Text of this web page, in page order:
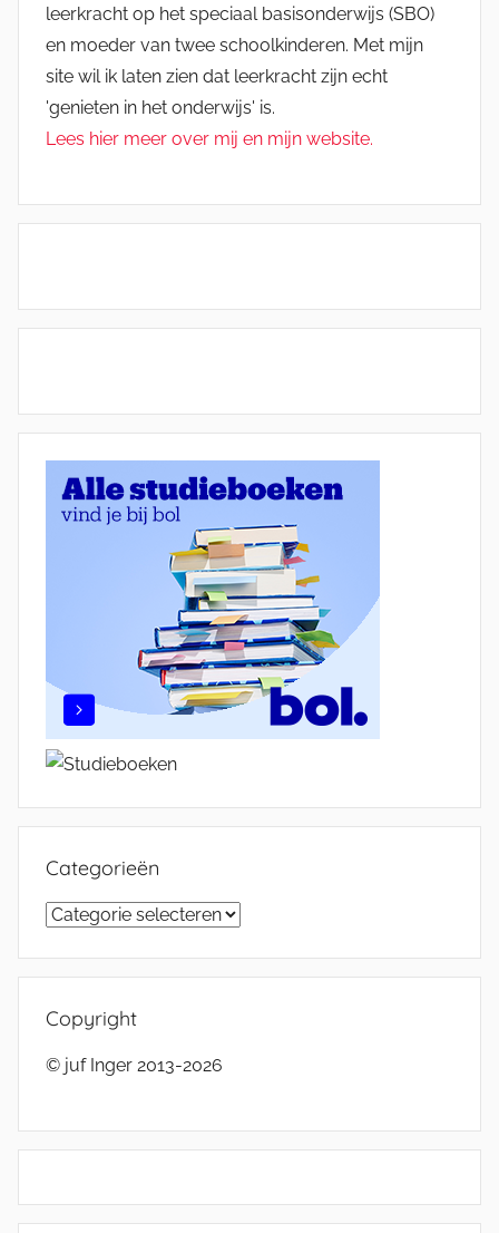
leerkracht op het speciaal basisonderwijs (SBO)
en moeder van twee schoolkinderen. Met mijn
site wil ik laten zien dat leerkracht zijn echt
'genieten in het onderwijs' is.
Lees hier meer over mij en mijn website.
Categorieën
Categorieën
Copyright
© juf Inger 2013-2026